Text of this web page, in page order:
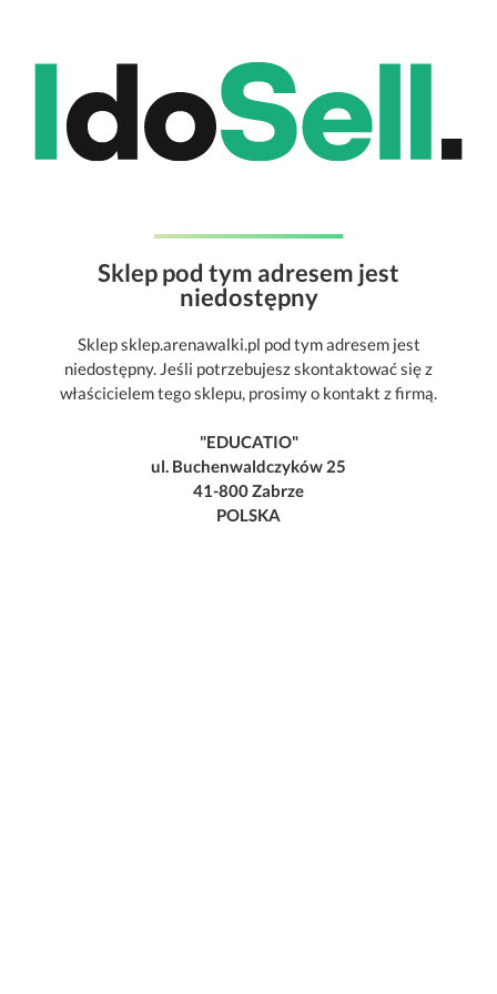
Sklep pod tym adresem jest
niedostępny
Sklep sklep.arenawalki.pl pod tym adresem jest
niedostępny. Jeśli potrzebujesz skontaktować się z
właścicielem tego sklepu, prosimy o kontakt z firmą.
"EDUCATIO"
ul. Buchenwaldczyków 25
41-800 Zabrze
POLSKA